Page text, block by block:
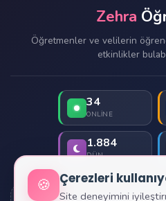
Zehra
Öğretmenler ve velilerin
etkinlikler
34
ONLINE
1.884
DÜN
🍪 Çerezleri
Site deneyimini